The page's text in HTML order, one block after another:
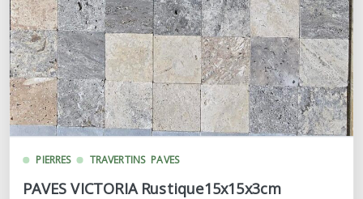
PIERRES TRAVERTINS PAVES
PAVES VICTORIA Rustique15x15x3cm